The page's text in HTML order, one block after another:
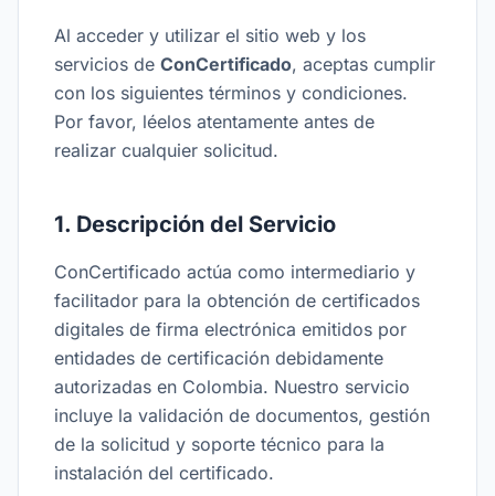
Al acceder y utilizar el sitio web y los
servicios de ConCertificado, aceptas cumplir
con los siguientes términos y condiciones.
Por favor, léelos atentamente antes de
realizar cualquier solicitud.
1. Descripción del Servicio
ConCertificado actúa como intermediario y
facilitador para la obtención de certificados
digitales de firma electrónica emitidos por
entidades de certificación debidamente
autorizadas en Colombia. Nuestro servicio
incluye la validación de documentos, gestión
de la solicitud y soporte técnico para la
instalación del certificado.